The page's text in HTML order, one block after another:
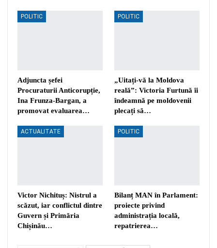
POLITIC
Adjuncta șefei
Procuraturii Anticorupție,
Ina Frunza-Bargan, a
promovat evaluarea…
POLITIC
„Uitați-vă la Moldova
reală”: Victoria Furtună îi
îndeamnă pe moldovenii
plecați să…
ACTUALITATE
Victor Nichituș: Nistrul a
scăzut, iar conflictul dintre
Guvern și Primăria
Chișinău…
POLITIC
Bilanț MAN în Parlament:
proiecte privind
administrația locală,
repatrierea…